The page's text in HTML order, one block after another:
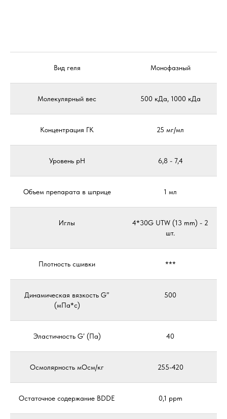
Вид геля Монофазный
Молекулярный вес 500 кДа, 1000 кДа
Концентрация ГК 25 мг/мл
Уровень pH 6,8 - 7,4
Объем препарата в шприце 1 мл
Иглы
4*30G UTW (13 mm) - 2
шт.
Плотность сшивки ***
Динамическая вязкость G”
(мПа*c)
500
Эластичность G’ (Па) 40
Осмолярность мОсм/кг 255-420
Остаточное содержание BDDE 0,1 ppm